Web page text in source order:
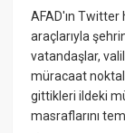
AFAD'ın Twitter
araçlarıyla
vatandaşlar,
müracaat
gittikleri ildeki
masraflarını